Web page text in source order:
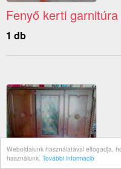
Weboldalunk használatával elfogadja,
használunk. További információ
Fenyő kerti garnitúra
1 db